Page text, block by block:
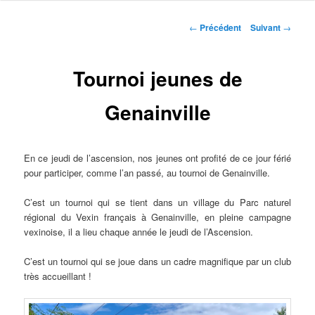
Navigation
← Précédent Suivant →
Tournoi jeunes de
Genainville
En ce jeudi de l’ascension, nos jeunes ont profité de ce jour férié
pour participer, comme l’an passé, au tournoi de Genainville.
C’est un tournoi qui se tient dans un village du Parc naturel
régional du Vexin français à Genainville, en pleine campagne
vexinoise, il a lieu chaque année le jeudi de l’Ascension.
C’est un tournoi qui se joue dans un cadre magnifique par un club
très accueillant !